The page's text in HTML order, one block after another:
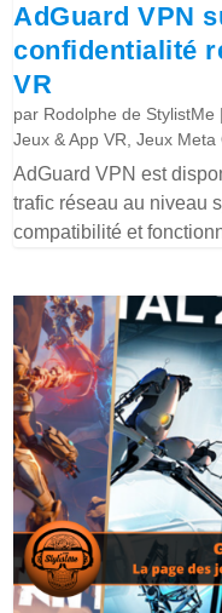
AdGuard VPN
confidentialité
VR
par Rodolphe de StylistMe
Jeux & App VR,Jeux Meta
AdGuard VPN est
trafic réseau au niveau
compatibilité et